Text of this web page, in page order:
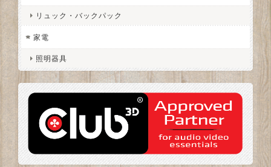
リュック・バックパック
家電
照明器具